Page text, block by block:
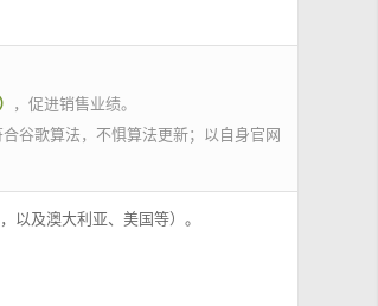
，促进销售业绩。
谷歌算法，不惧算法更新；以自身官网
以及澳大利亚、美国等）。